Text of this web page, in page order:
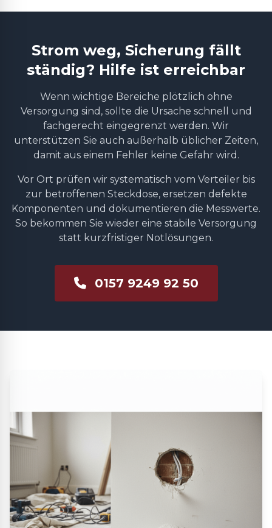
Strom weg, Sicherung fällt
ständig? Hilfe ist erreichbar
Wenn wichtige Bereiche plötzlich ohne
Versorgung sind, sollte die Ursache schnell und
fachgerecht eingegrenzt werden. Wir
unterstützen Sie auch außerhalb üblicher Zeiten,
damit aus einem Fehler keine Gefahr wird.
Vor Ort prüfen wir systematisch vom Verteiler bis
zur betroffenen Steckdose, ersetzen defekte
Komponenten und dokumentieren die Messwerte.
So bekommen Sie wieder eine stabile Versorgung
statt kurzfristiger Notlösungen.
0157 9249 92 50